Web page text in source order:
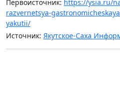
Первоисточник: https://ysia.ru/
razvernetsya-
yakutii/
Источник: Якутское-Саха